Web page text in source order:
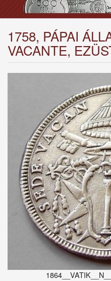
1758, PÁPAI
VACANTE,